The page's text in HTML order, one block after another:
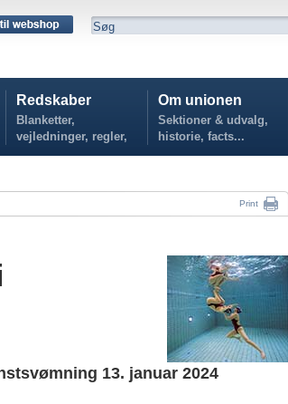
Redskaber
Blanketter,
vejledninger, regler,
politikker...
Om unionen
Sektioner & udvalg,
historie, facts...
Print
13. januar 2024